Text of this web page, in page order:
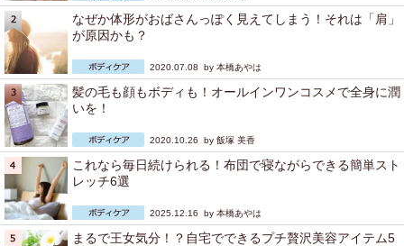
なぜか体形がおばさんっぽく見えてしまう！それは「肩」
が原因かも？
2020.07.08 by 本橋あやは
髪の毛も顔もボディも！オールインワンコスメで全身に潤
いを！
2020.10.26 by 飯塚 美香
これなら毎日続けられる！布団で寝ながらできる簡単スト
レッチ6選
2025.12.16 by 本橋あやは
まるで王女気分！？自宅でできるプチ贅沢美容アイテム5